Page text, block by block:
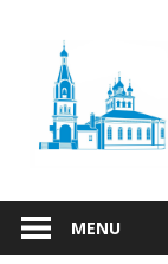
content
MENU